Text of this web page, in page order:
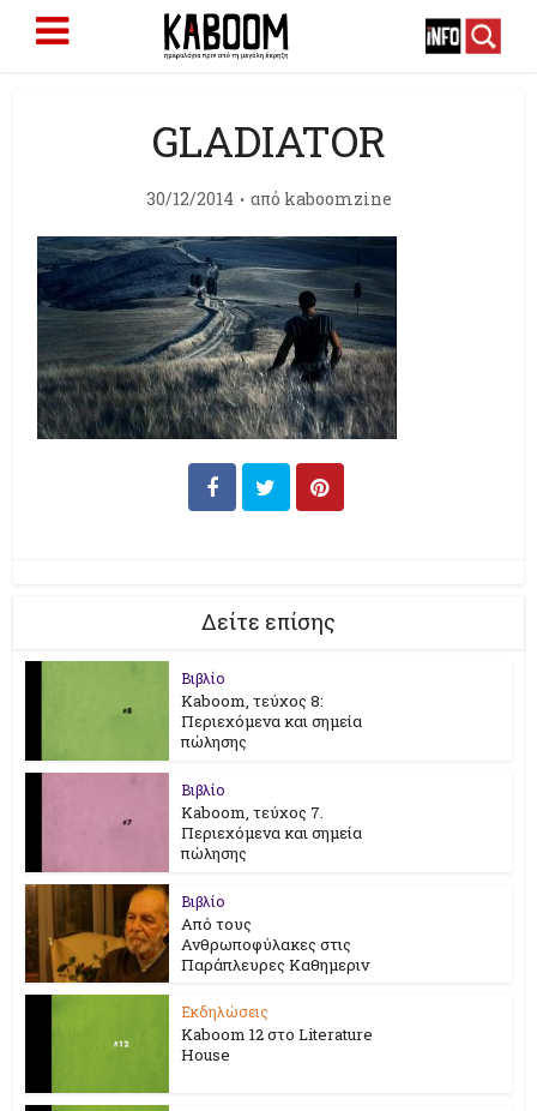
GLADIATOR
30/12/2014 από kaboomzine
Δείτε επίσης
Βιβλίο
Kaboom, τεύχος 8:
Περιεχόμενα και σημεία
πώλησης
Βιβλίο
Kaboom, τεύχος 7.
Περιεχόμενα και σημεία
πώλησης
Βιβλίο
Από τους
Ανθρωποφύλακες στις
Παράπλευρες Καθημεριν
Εκδηλώσεις
Kaboom 12 στο Literature
House